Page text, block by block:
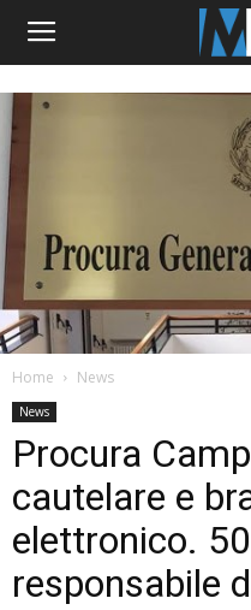
Home News
News
Procura
cautelare e
elettronico.
responsabile